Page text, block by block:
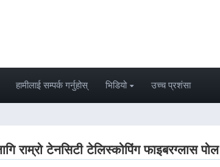
हामीलाई सम्पर्क गर्नुहोस् भिडियो उच्च प्रशंसा
राम्रो टेनसिटी टेलिस्कोपिंग फाइबरग्लास पोल